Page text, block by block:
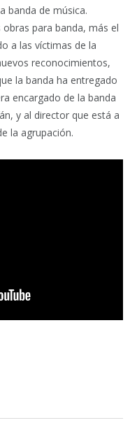
banda de música.
para banda, más el
a las víctimas de la
reconocimientos,
la banda ha entregado
encargado de la banda
y al director que está a
la agrupación.